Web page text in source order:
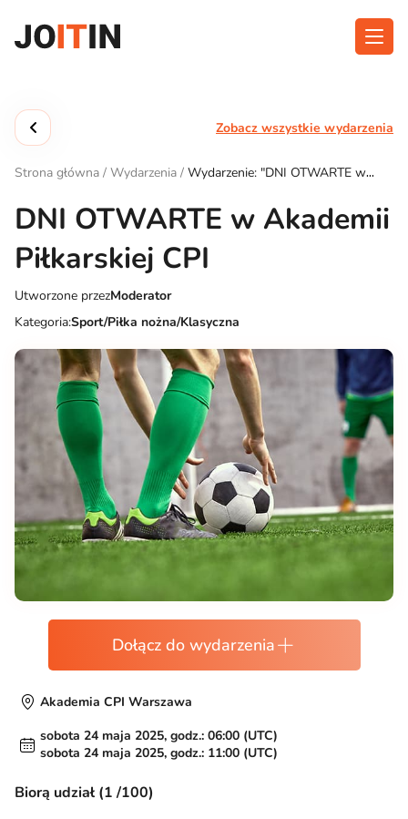
treści
Funkcjonalność
Kontakt
Pobierz aplikację:
Zobacz wszystkie wydarzenia
Strona główna / Wydarzenia / Wydarzenie: "DNI OTWARTE w
DNI OTWARTE w Akademii
Piłkarskiej CPI
Utworzone przezModerator
Kategoria:Sport/Piłka nożna/Klasyczna
Dołącz do wydarzenia
Akademia CPI Warszawa
sobota 24 maja 2025, godz.: 06:00 (UTC)
sobota 24 maja 2025, godz.: 11:00 (UTC)
Biorą udział (1 /100)